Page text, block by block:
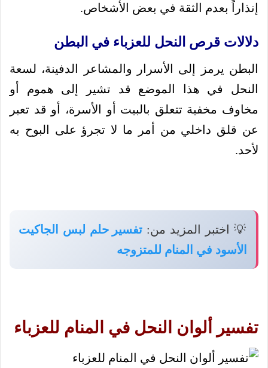
إنذاراً بعدم الثقة في بعض الأشخاص.
دلالات قرص النحل للعزباء في البطن
البطن يرمز إلى الأسرار والمشاعر الدفينة، لسعة
النحل في هذا الموضع قد تشير إلى هموم أو
مخاوف مخفية تتعلق بالبيت أو الأسرة، أو قد تعبر
عن قلق داخلي من أمر ما لا تجرؤ على البوح به
لأحد.
💡 اختبر المزيد من: تفسير حلم لبس الجاكيت
الأسود في المنام للمتزوجه
تفسير ألوان النحل في المنام للعزباء